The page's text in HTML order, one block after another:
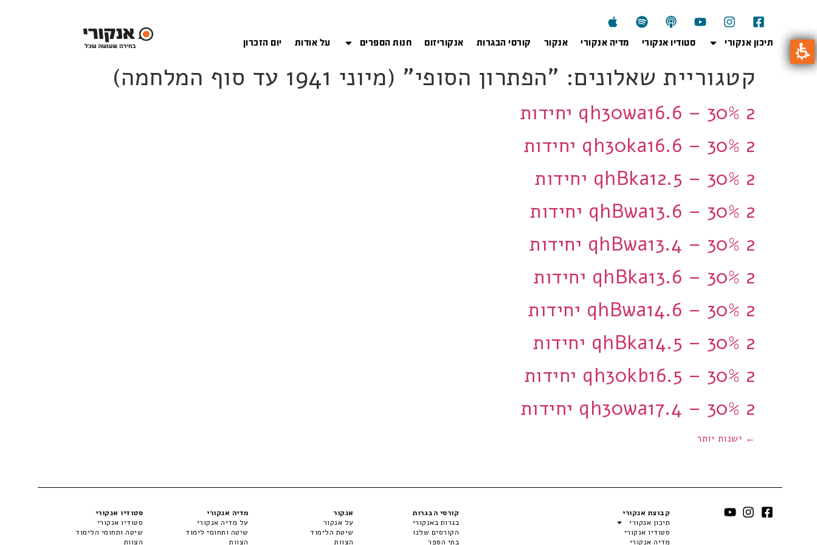
תיכון אנקורי סטודיו אנקורי מדיה אנקורי אנקור קורסי הבגרות אנקוריזום חנות הספרים על אודות יום הזכרון
קטגוריית שאלונים: "הפתרון הסופי" (מיוני 1941 עד סוף המלחמה)
qh30wa16.6 – 30% 2 יחידות
qh30ka16.6 – 30% 2 יחידות
qhBka12.5 – 30% 2 יחידות
qhBwa13.6 – 30% 2 יחידות
qhBwa13.4 – 30% 2 יחידות
qhBka13.6 – 30% 2 יחידות
qhBwa14.6 – 30% 2 יחידות
qhBka14.5 – 30% 2 יחידות
qh30kb16.5 – 30% 2 יחידות
qh30wa17.4 – 30% 2 יחידות
← ישנות יותר
קבוצת אנקורי
תיכון אנקורי
סטודיו אנקורי
מדיה אנקורי
קורסי הבגרות
בגרות באנקורי
הקורסים שלנו
בתי הספר
אנקור
על אנקור
שיטת הלימוד
הצוות
מדיה אנקורי
על מדיה אנקורי
שיטה ותחומי לימוד
הצוות
סטודיו אנקורי
סטודיו אנקורי
שיטה ותחומי הלימוד
הצוות